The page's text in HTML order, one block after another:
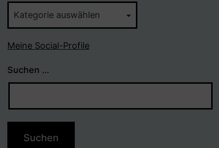
Meine Social-Profile
Suchen …